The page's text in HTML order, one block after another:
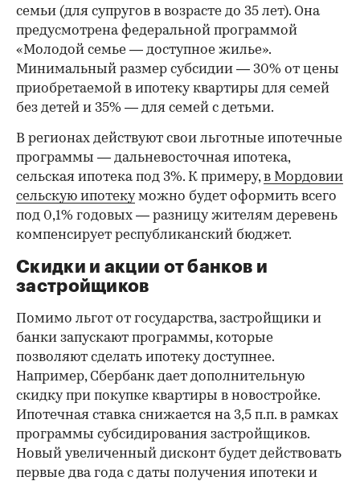
семьи (для супругов в возрасте до 35 лет). Она
предусмотрена федеральной программой
«Молодой семье — доступное жилье».
Минимальный размер субсидии — 30% от цены
приобретаемой в ипотеку квартиры для семей
без детей и 35% — для семей с детьми.
В регионах действуют свои льготные ипотечные
программы — дальневосточная ипотека,
сельская ипотека под 3%. К примеру,в Мордовии
сельскую ипотекуможно будет оформить всего
под 0,1% годовых — разницу жителям деревень
компенсирует республиканский бюджет.
Скидки и акции от банков и
застройщиков
Помимо льгот от государства, застройщики и
банки запускают программы, которые
позволяют сделать ипотеку доступнее.
Например, Сбербанк дает дополнительную
скидку при покупке квартиры в новостройке.
Ипотечная ставка снижается на 3,5 п.п. в рамках
программы субсидирования застройщиков.
Новый увеличенный дисконт будет действовать
первые два года с даты получения ипотеки и